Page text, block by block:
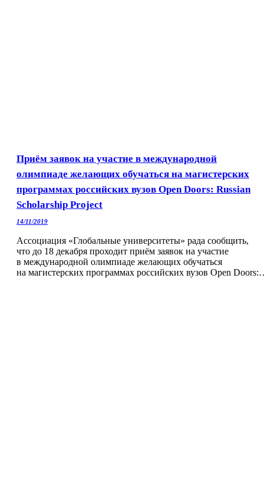
Приём заявок на участие в международной
олимпиаде желающих обучаться на магистерских
программах российских вузов Open Doors: Russian
Scholarship Project
14/11/2019
Ассоциация «Глобальные университеты» рада сообщить,
что до 18 декабря проходит приём заявок на участие
в международной олимпиаде желающих обучаться
на магистерских программах российских вузов Open